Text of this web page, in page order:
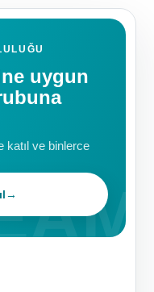
uygun
katıl ve binlerce
→